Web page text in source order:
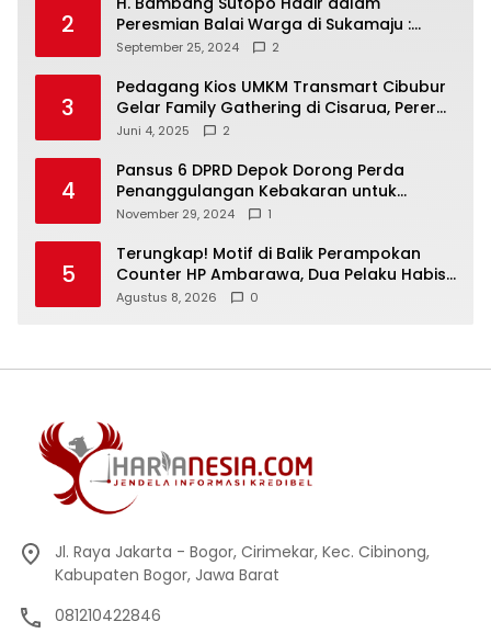
2
Peresmian Balai Warga di Sukamaju :
Wadah Baru untuk Kolaborasi dan
September 25, 2024 2
3
Pedagang Kios UMKM Transmart Cibubur
Gelar Family Gathering di Cisarua, Pererat
Silaturahmi dan Kekompakan
Juni 4, 2025 2
4
Pansus 6 DPRD Depok Dorong Perda
Penanggulangan Kebakaran untuk
Keselamatan Warga
November 29, 2024 1
5
Terungkap! Motif di Balik Perampokan
Counter HP Ambarawa, Dua Pelaku Habisi
Pemilik Toko dan Bawa puluhan HP
Agustus 8, 2026 0
Jl. Raya Jakarta - Bogor, Cirimekar, Kec. Cibinong,
Kabupaten Bogor, Jawa Barat
081210422846